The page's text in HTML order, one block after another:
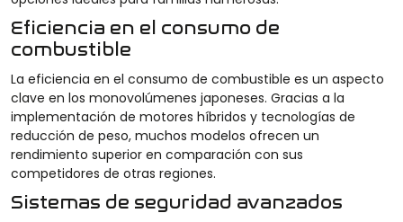
Eficiencia en el consumo de
combustible
La eficiencia en el consumo de combustible es un aspecto
clave en los monovolúmenes japoneses. Gracias a la
implementación de motores híbridos y tecnologías de
reducción de peso, muchos modelos ofrecen un
rendimiento superior en comparación con sus
competidores de otras regiones.
Sistemas de seguridad avanzados